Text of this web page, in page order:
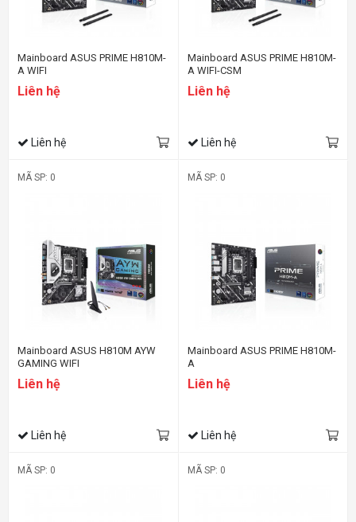
Mainboard ASUS PRIME H810M-
A WIFI
Liên hệ
Liên hệ
Mainboard ASUS PRIME H810M-
A WIFI-CSM
Liên hệ
Liên hệ
MÃ SP: 0
Mainboard ASUS H810M AYW
GAMING WIFI
Liên hệ
Liên hệ
MÃ SP: 0
Mainboard ASUS PRIME H810M-
A
Liên hệ
Liên hệ
MÃ SP: 0 MÃ SP: 0